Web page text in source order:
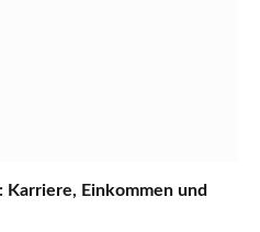
Karriere, Einkommen und